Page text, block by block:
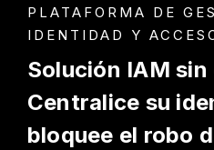
PLATAFORMA DE
IDENTIDAD Y
Solución IAM
Centralice su
bloquee el robo